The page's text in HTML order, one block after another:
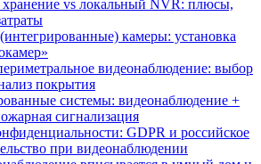
хранение vs локальный NVR: плюсы,
камеры: установка
видеонаблюдение: выбор
покрытия
системы: видеонаблюдение +
сигнализация
GDPR и российское
при видеонаблюдении